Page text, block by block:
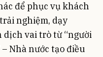
để phục vụ khách
nghiệm, dạy
vai trò từ “người
Nhà nước tạo điều